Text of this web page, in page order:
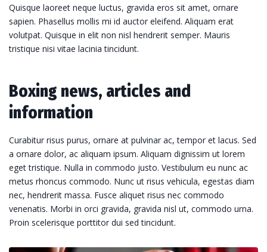
Quisque laoreet neque luctus, gravida eros sit amet, ornare
sapien. Phasellus mollis mi id auctor eleifend. Aliquam erat
volutpat. Quisque in elit non nisl hendrerit semper. Mauris
tristique nisi vitae lacinia tincidunt.
Boxing news, articles and
information
Curabitur risus purus, ornare at pulvinar ac, tempor et lacus. Sed
a ornare dolor, ac aliquam ipsum. Aliquam dignissim ut lorem
eget tristique. Nulla in commodo justo. Vestibulum eu nunc ac
metus rhoncus commodo. Nunc ut risus vehicula, egestas diam
nec, hendrerit massa. Fusce aliquet risus nec commodo
venenatis. Morbi in orci gravida, gravida nisl ut, commodo urna.
Proin scelerisque porttitor dui sed tincidunt.